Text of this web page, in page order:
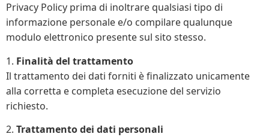
Privacy Policy prima di inoltrare qualsiasi tipo di
informazione personale e/o compilare qualunque
modulo elettronico presente sul sito stesso.
1. Finalità del trattamento
Il trattamento dei dati forniti è finalizzato unicamente
alla corretta e completa esecuzione del servizio
richiesto.
2. Trattamento dei dati personali